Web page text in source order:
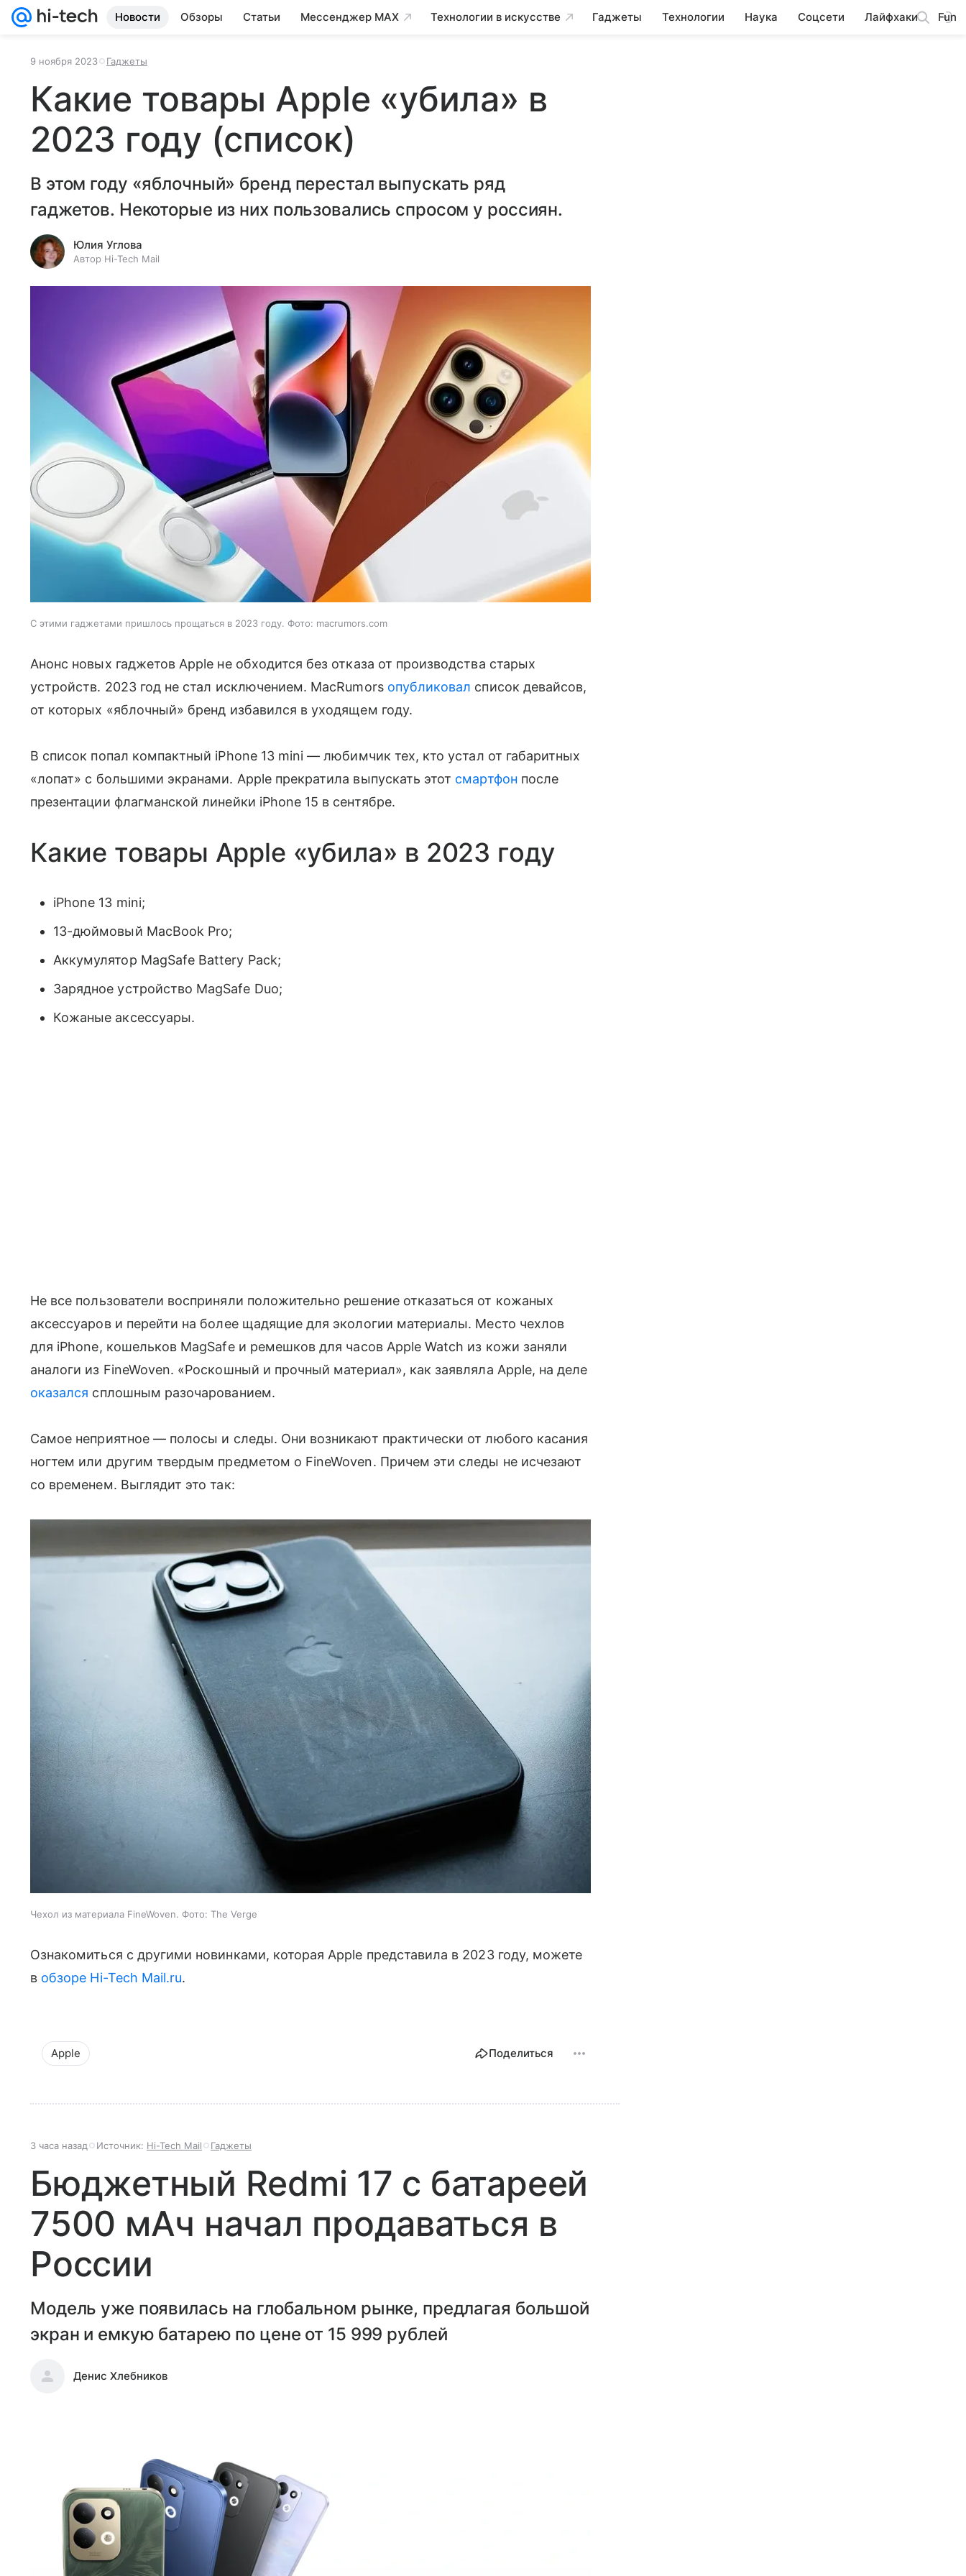
Новости Обзоры Статьи Мессенджер MAX Технологии в искусстве Гаджеты Технологии Наука Соцсети Лайфхаки Fun
9 ноября 2023 Гаджеты
Какие товары Apple «убила» в
2023 году (список)
В этом году «яблочный» бренд перестал выпускать ряд
гаджетов. Некоторые из них пользовались спросом у россиян.
Юлия Углова
Автор Hi-Tech Mail
С этими гаджетами пришлось прощаться в 2023 году. Фото: macrumors.com
Анонс новых гаджетов Apple не обходится без отказа от производства старых
устройств. 2023 год не стал исключением. MacRumors опубликовал список девайсов,
от которых «яблочный» бренд избавился в уходящем году.
В список попал компактный iPhone 13 mini — любимчик тех, кто устал от габаритных
«лопат» с большими экранами. Apple прекратила выпускать этот смартфон после
презентации флагманской линейки iPhone 15 в сентябре.
Какие товары Apple «убила» в 2023 году
iPhone 13 mini;
13-дюймовый MacBook Pro;
Аккумулятор MagSafe Battery Pack;
Зарядное устройство MagSafe Duo;
Кожаные аксессуары.
Не все пользователи восприняли положительно решение отказаться от кожаных
аксессуаров и перейти на более щадящие для экологии материалы. Место чехлов
для iPhone, кошельков MagSafe и ремешков для часов Apple Watch из кожи заняли
аналоги из FineWoven. «Роскошный и прочный материал», как заявляла Apple, на деле
оказался сплошным разочарованием.
Самое неприятное — полосы и следы. Они возникают практически от любого касания
ногтем или другим твердым предметом о FineWoven. Причем эти следы не исчезают
со временем. Выглядит это так:
Чехол из материала FineWoven. Фото: The Verge
Ознакомиться с другими новинками, которая Apple представила в 2023 году, можете
в обзоре Hi-Tech Mail.ru.
Apple Поделиться
3 часа назад Источник: Hi-Tech Mail Гаджеты
Бюджетный Redmi 17 с батареей
7500 мАч начал продаваться в
России
Модель уже появилась на глобальном рынке, предлагая большой
экран и емкую батарею по цене от 15 999 рублей
Денис Хлебников